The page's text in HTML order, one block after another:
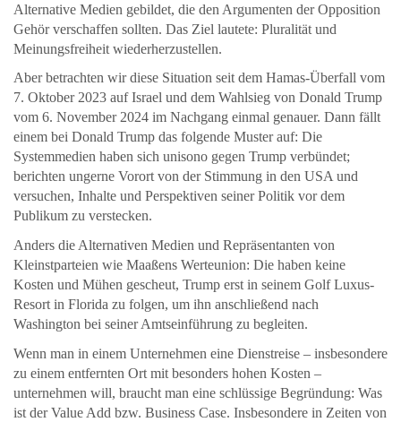
Alternative Medien gebildet, die den Argumenten der Opposition
Gehör verschaffen sollten. Das Ziel lautete: Pluralität und
Meinungsfreiheit wiederherzustellen.
Aber betrachten wir diese Situation seit dem Hamas-Überfall vom
7. Oktober 2023 auf Israel und dem Wahlsieg von Donald Trump
vom 6. November 2024 im Nachgang einmal genauer. Dann fällt
einem bei Donald Trump das folgende Muster auf: Die
Systemmedien haben sich unisono gegen Trump verbündet;
berichten ungerne Vorort von der Stimmung in den USA und
versuchen, Inhalte und Perspektiven seiner Politik vor dem
Publikum zu verstecken.
Anders die Alternativen Medien und Repräsentanten von
Kleinstparteien wie Maaßens Werteunion: Die haben keine
Kosten und Mühen gescheut, Trump erst in seinem Golf Luxus-
Resort in Florida zu folgen, um ihn anschließend nach
Washington bei seiner Amtseinführung zu begleiten.
Wenn man in einem Unternehmen eine Dienstreise – insbesondere
zu einem entfernten Ort mit besonders hohen Kosten –
unternehmen will, braucht man eine schlüssige Begründung: Was
ist der Value Add bzw. Business Case. Insbesondere in Zeiten von